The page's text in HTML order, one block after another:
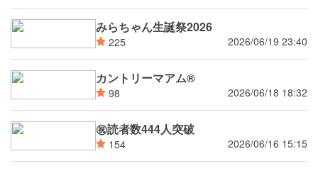
みらちゃん生誕祭2026
225 2026/06/19 23:40
カントリーマアム®
98 2026/06/18 18:32
㊗読者数444人突破
154 2026/06/16 15:15